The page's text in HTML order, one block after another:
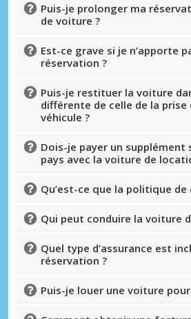
Puis-je prolonger ma
de voiture ?
Est-ce grave si je n’apporte
réservation ?
Puis-je restituer la voiture
différente de celle de la prise
véhicule ?
Dois-je payer un supplément
pays avec la voiture de
Qu’est-ce que la politique de
Qui peut conduire la voiture
Quel type d’assurance est
réservation ?
Puis-je louer une voiture pour